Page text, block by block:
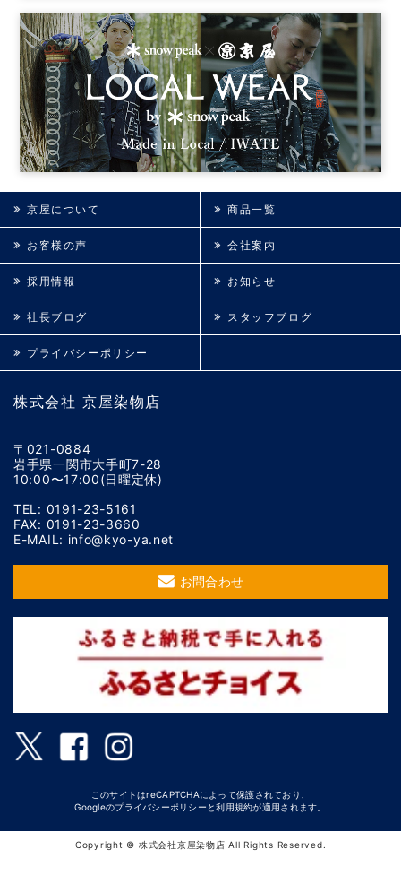
株式会社 京屋染物店
〒021-0884
岩手県一関市大手町7-28
10:00〜17:00(日曜定休)
TEL: 0191-23-5161
FAX: 0191-23-3660
E-MAIL: info@kyo-ya.net
お問合わせ
京屋について 商品一覧
お客様の声 会社案内
採用情報 お知らせ
社長ブログ スタッフブログ
プライバシーポリシー
このサイトはreCAPTCHAによって保護されており、
Googleのプライバシーポリシー と利用規約が適用されます。
Copyright © 株式会社京屋染物店 All Rights Reserved.